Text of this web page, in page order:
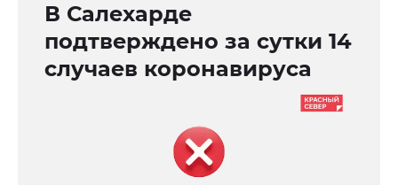
В Салехарде
подтверждено за сутки 14
случаев коронавируса